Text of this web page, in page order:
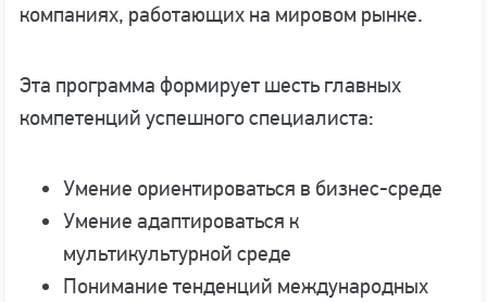
компаниях, работающих на мировом рынке.
Эта программа формирует шесть главных
компетенций успешного специалиста:
Умение ориентироваться в бизнес-среде
Умение адаптироваться к
мультикультурной среде
Понимание тенденций международных